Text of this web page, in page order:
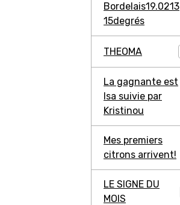
Bordelais19.0213
15degrés
THEOMA
La gagnante est
Isa suivie par
Kristinou
Mes premiers
citrons arrivent!
LE SIGNE DU
MOIS